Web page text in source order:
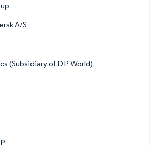
A/S
(Subsidiary of DP World)